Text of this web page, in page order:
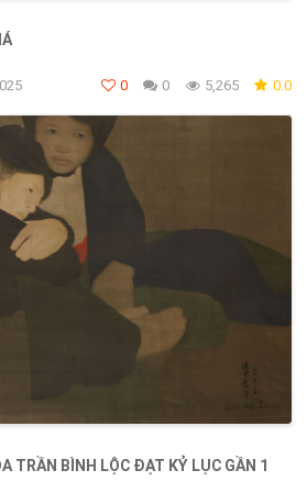
0 0 5,265 0.0
TRẦN BÌNH LỘC ĐẠT KỶ LỤC GẦN 1